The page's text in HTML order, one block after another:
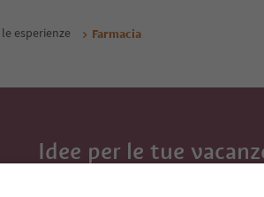
esperienze Farmacia
Idee per le tue